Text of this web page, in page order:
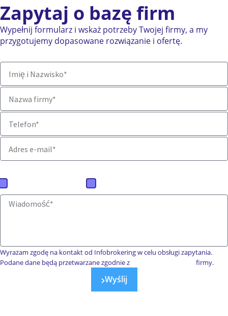
Zapytaj o bazę firm
Wypełnij formularz i wskaż potrzeby Twojej firmy, a my
przygotujemy dopasowane rozwiązanie i ofertę.
Wyrażam zgodę na kontakt od Infobrokering w celu obsługi zapytania.
Podane dane będą przetwarzane zgodnie z
firmy.
Wyślij